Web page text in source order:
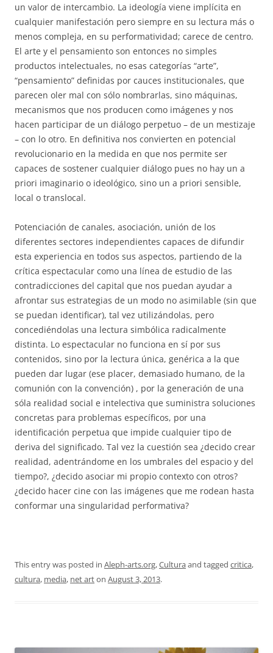
un valor de intercambio. La ideología viene implícita en
cualquier manifestación pero siempre en su lectura más o
menos compleja, en su performatividad; carece de centro.
El arte y el pensamiento son entonces no simples
productos intelectuales, no esas categorías “arte”,
“pensamiento” definidas por cauces institucionales, que
parecen oler mal con sólo nombrarlas, sino máquinas,
mecanismos que nos producen como imágenes y nos
hacen participar de un diálogo perpetuo – de un mestizaje
– con lo otro. En definitiva nos convierten en potencial
revolucionario en la medida en que nos permite ser
capaces de sostener cualquier diálogo pues no hay un a
priori imaginario o ideológico, sino un a priori sensible,
local o translocal.
Potenciación de canales, asociación, unión de los
diferentes sectores independientes capaces de difundir
esta experiencia en todos sus aspectos, partiendo de la
crítica espectacular como una línea de estudio de las
contradicciones del capital que nos puedan ayudar a
afrontar sus estrategias de un modo no asimilable (sin que
se puedan identificar), tal vez utilizándolas, pero
concediéndolas una lectura simbólica radicalmente
distinta. Lo espectacular no funciona en sí por sus
contenidos, sino por la lectura única, genérica a la que
pueden dar lugar (ese placer, demasiado humano, de la
comunión con la convención) , por la generación de una
sóla realidad social e intelectiva que suministra soluciones
concretas para problemas específicos, por una
identificación perpetua que impide cualquier tipo de
deriva del significado. Tal vez la cuestión sea ¿decido crear
realidad, adentrándome en los umbrales del espacio y del
tiempo?, ¿decido asociar mi propio contexto con otros?
¿decido hacer cine con las imágenes que me rodean hasta
conformar una singularidad performativa?
This entry was posted in Aleph-arts.org,Culturaand tagged critica,
cultura, media, net arton August 3, 2013.